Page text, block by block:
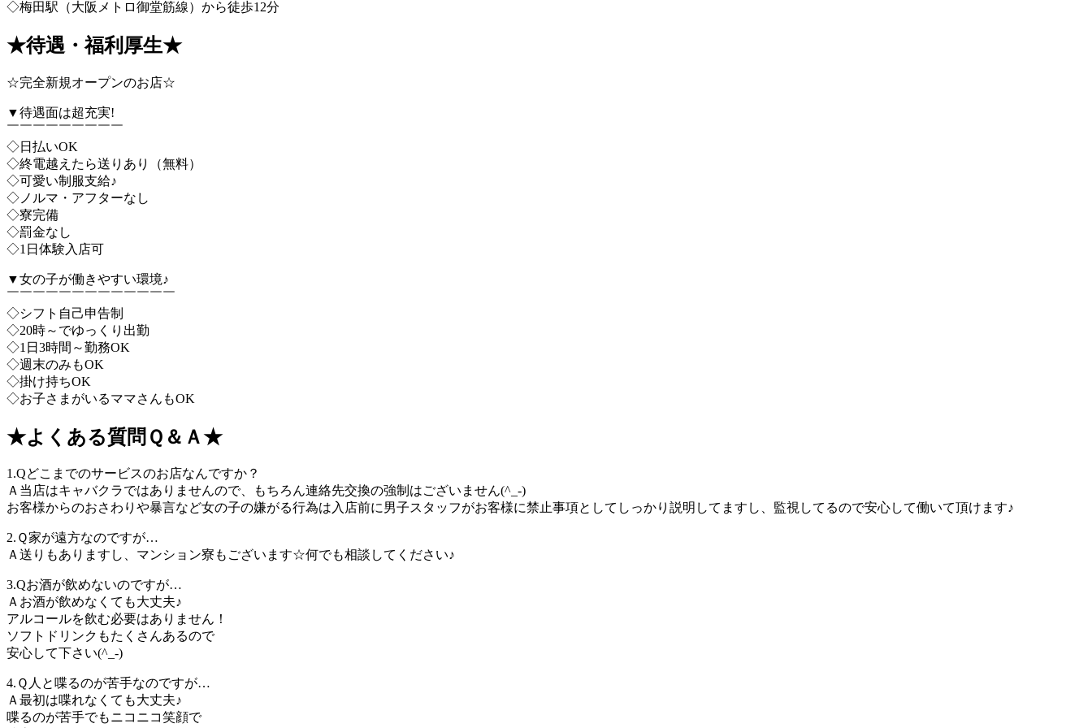
◇梅田駅（大阪メトロ御堂筋線）から徒歩12分
★待遇・福利厚生★
☆完全新規オープンのお店☆
▼待遇面は超充実!
￣￣￣￣￣￣￣￣￣
◇日払いOK
◇終電越えたら送りあり（無料）
◇可愛い制服支給♪
◇ノルマ・アフターなし
◇寮完備
◇罰金なし
◇1日体験入店可
▼女の子が働きやすい環境♪
￣￣￣￣￣￣￣￣￣￣￣￣￣
◇シフト自己申告制
◇20時～でゆっくり出勤
◇1日3時間～勤務OK
◇週末のみもOK
◇掛け持ちOK
◇お子さまがいるママさんもOK
★よくある質問Ｑ＆Ａ★
1.Qどこまでのサービスのお店なんですか？
Ａ当店はキャバクラではありませんので、もちろん連絡先交換の強制はございません(^_-)
お客様からのおさわりや暴言など女の子の嫌がる行為は入店前に男子スタッフがお客様に禁止事項としてしっかり説明してますし、監視してるので安心して働いて頂けます♪
2.Ｑ家が遠方なのですが…
Ａ送りもありますし、マンション寮もございます☆何でも相談してください♪
3.Qお酒が飲めないのですが…
Ａお酒が飲めなくても大丈夫♪
アルコールを飲む必要はありません！
ソフトドリンクもたくさんあるので
安心して下さい(^_-)
4.Ｑ人と喋るのが苦手なのですが…
Ａ最初は喋れなくても大丈夫♪
喋るのが苦手でもニコニコ笑顔で